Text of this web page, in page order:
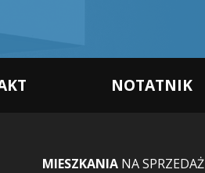
NOTATNIK
MIESZKANIA NA SPRZEDAŻ